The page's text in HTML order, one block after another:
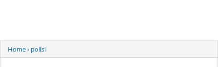
Home› polisi